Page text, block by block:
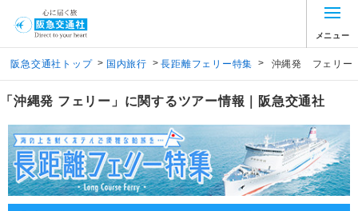
メニュー
阪急交通社トップ > 国内旅行 > 長距離フェリー特集 > 沖縄発 フェリー
「沖縄発 フェリー」に関するツアー情報｜阪急交通社